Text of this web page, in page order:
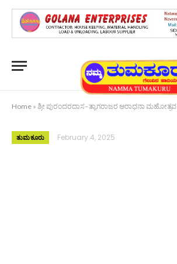
Home » ಶ್ರೀ ಪುರಂದರದಾಸ–ತ್ಯಾಗರಾಜರ ಆರಾಧನಾ ಮಹೋತ್ಸವ
ತುಮಕೂರು February 4, 2025